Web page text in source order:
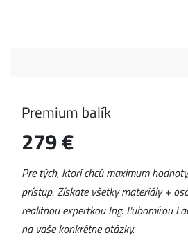
Premium balík
279 €
Pre tých, ktorí chcú maximum
prístup. Získate všetky materiály +
realitnou expertkou Ing. Ľubomírou
na vaše konkrétne otázky.